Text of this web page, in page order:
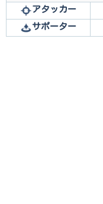
アタッカー
サポーター